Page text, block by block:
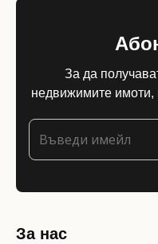
За да
недвижимите
За нас